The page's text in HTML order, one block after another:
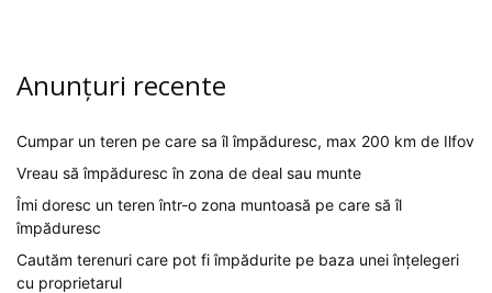
Anunțuri recente
Cumpar un teren pe care sa îl împăduresc, max 200 km de Ilfov
Vreau să împăduresc în zona de deal sau munte
Îmi doresc un teren într-o zona muntoasă pe care să îl
împăduresc
Cautăm terenuri care pot fi împădurite pe baza unei înțelegeri
cu proprietarul